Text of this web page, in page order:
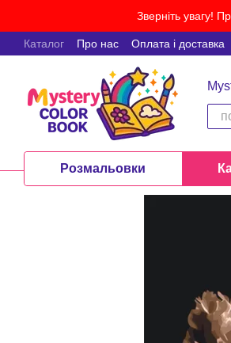
Перейти до основного контентуЗверніть увагу!
Каталог Про нас Оплата і доставка
Розмальовки